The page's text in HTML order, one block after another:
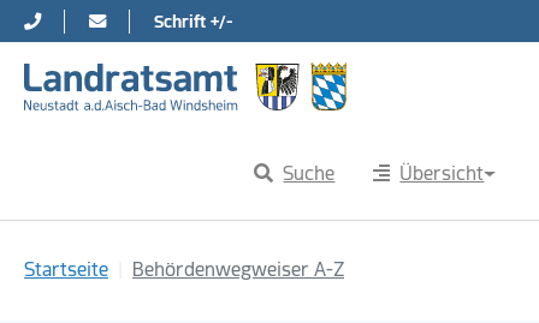
Direkt zur Hauptnavigation springen
Direkt zum Inhalt springen
Schrift +/-
Suche Übersicht
Startseite Behördenwegweiser A-Z